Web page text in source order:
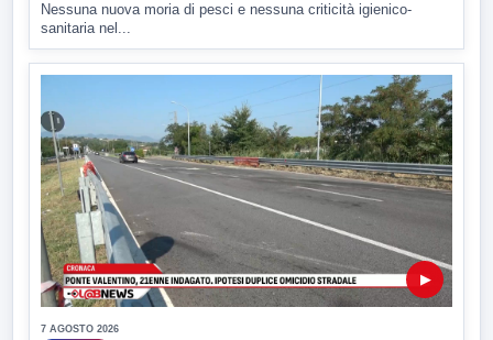
Nessuna nuova moria di pesci e nessuna criticità igienico-
sanitaria nel...
▶
7 AGOSTO 2026